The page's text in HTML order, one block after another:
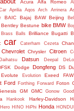
Acura Alfa Romeo
Aprilia Aqos Arch Arrinera
BAIC Bajaj BAW Beijing
Bentley Bestune bike BMW
Brass Balls Brilliance Bugatti
car Caterham Cezeta
Chevrolet Chrysler Citroen
Daihatsu Datsun Deepal
Dodge Dongfeng DS
Evolute Evolution Exeed FAW
Ford Forthing Forward Foton
GM GMC Gonow
Hankook Harley-Davidson
Hero HINO HiPhi Honda